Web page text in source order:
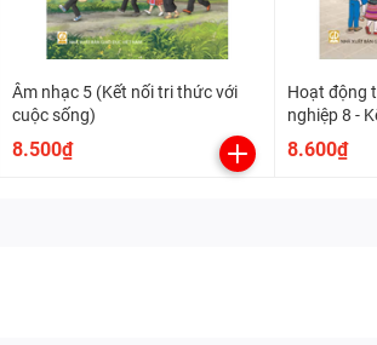
Âm nhạc 5 (Kết nối tri thức với
cuộc sống)
8.500₫
Hoạt động
nghiệp 8 -
cuộc sống
8.600₫